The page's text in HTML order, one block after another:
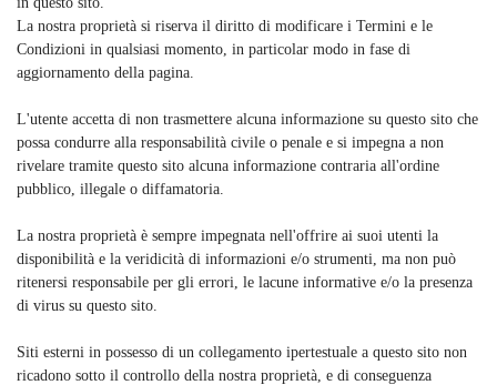
La nostra proprietà si riserva il diritto di modificare i Termini e le
Condizioni in qualsiasi momento, in particolar modo in fase di
aggiornamento della pagina.
L'utente accetta di non trasmettere alcuna informazione su questo sito che
possa condurre alla responsabilità civile o penale e si impegna a non
rivelare tramite questo sito alcuna informazione contraria all'ordine
pubblico, illegale o diffamatoria.
La nostra proprietà è sempre impegnata nell'offrire ai suoi utenti la
disponibilità e la veridicità di informazioni e/o strumenti, ma non può
ritenersi responsabile per gli errori, le lacune informative e/o la presenza
di virus su questo sito.
Siti esterni in possesso di un collegamento ipertestuale a questo sito non
ricadono sotto il controllo della nostra proprietà, e di conseguenza